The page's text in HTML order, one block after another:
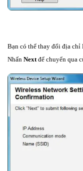
Bạn có thể thay đổi địa chỉ
Nhấn Nextđể chuyển qua